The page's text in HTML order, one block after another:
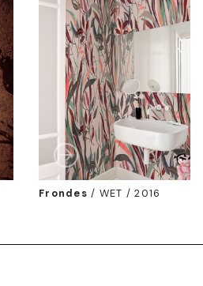
Frondes / WET / 2016